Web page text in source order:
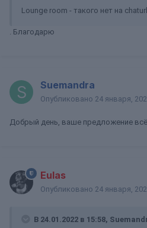
Lounge room - такого нет на
. Благодарю
Suemandra
Опубликовано 24 января,
Добрый день, ваше предложение
Eulas
Опубликовано 24 января,
В 24.01.2022 в 15:58,